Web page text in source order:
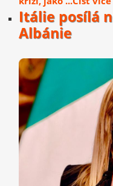
Itálie posílá
Albánie